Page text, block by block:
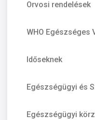
Orvosi rendelések
WHO Egészséges
Időseknek
Egészségügyi és
Egészségügyi